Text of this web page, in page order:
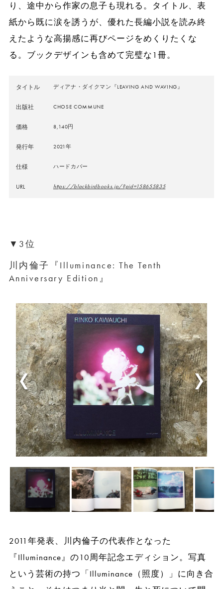
り、途中から作家の息子も現れる。タイトル、表
紙から既に涙を誘うが、優れた長編小説を読み終
えたような高揚感に再びページをめくりたくな
る。ブックデザインも含めて完璧な1冊。
タイトル ディアナ・ダイクマン『LEAVING AND WAVING』
出版社 CHOSE COMMUNE
価格 8,140円
発行年 2021年
仕様 ハードカバー
URL https://blackbirdbooks.jp/?pid=158655835
▼3位
川内倫子『Illuminance: The Tenth
Anniversary Edition』
2011年発表、川内倫子の代表作となった
『Illuminance』の10周年記念エディション。写真
という芸術の持つ「Illuminance（照度）」に向き合